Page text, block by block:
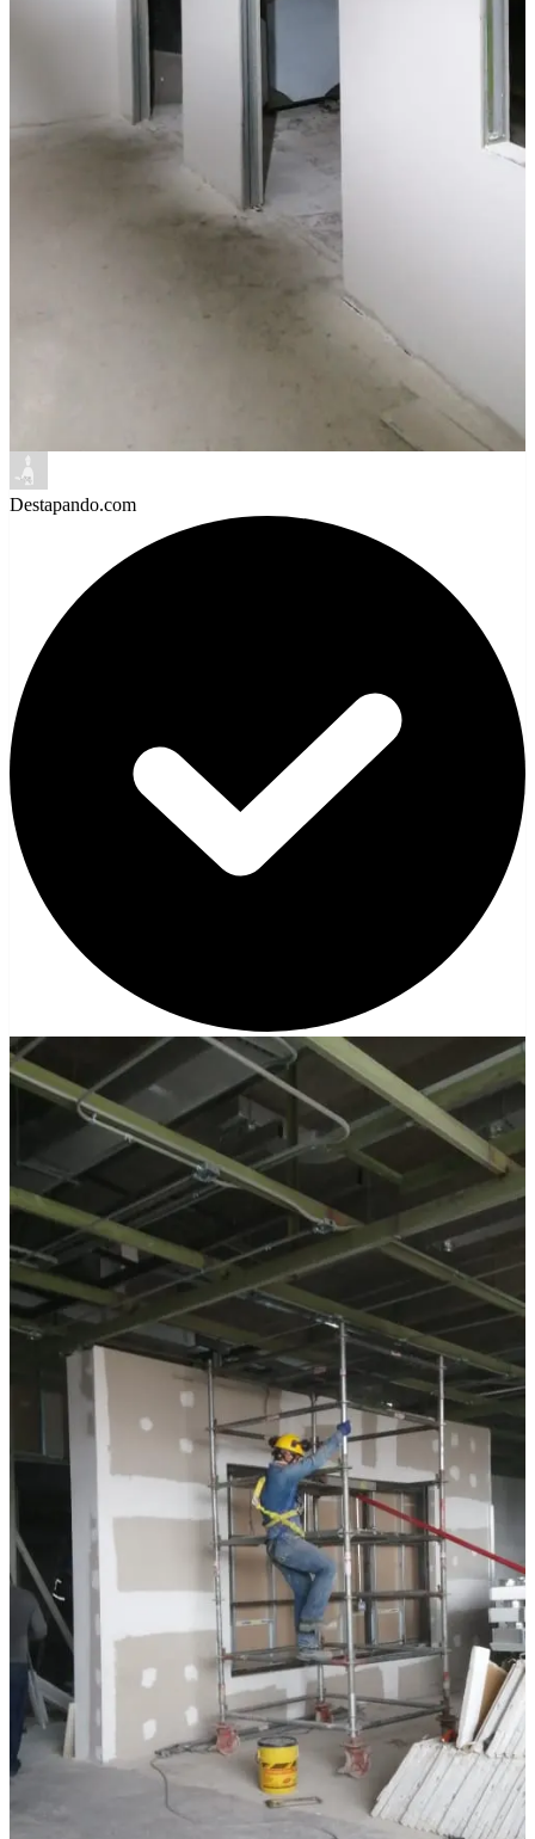
Destapando.com